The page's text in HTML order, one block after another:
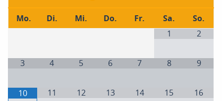
Mo. Di. Mi. Do. Fr. Sa.
So.
1
2
3 4 5 6 7 8 9
10 11 12 13 14 15 16